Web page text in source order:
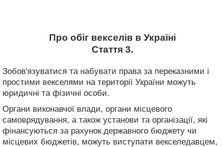
Про обіг векселів в Україні
Стаття 3.
Зобов'язуватися та набувати права за переказними і
простими векселями на території України можуть
юридичні та фізичні особи.
Органи виконавчої влади, органи місцевого
самоврядування, а також установи та організації, які
фінансуються за рахунок державного бюджету чи
місцевих бюджетів, можуть виступати векселедавцем,